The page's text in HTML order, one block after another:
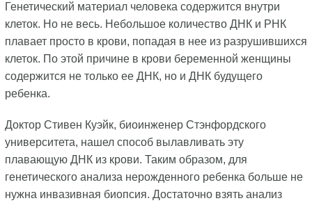
Генетический материал человека содержится внутри
клеток. Но не весь. Небольшое количество ДНК и РНК
плавает просто в крови, попадая в нее из разрушившихся
клеток. По этой причине в крови беременной женщины
содержится не только ее ДНК, но и ДНК будущего
ребенка.
Доктор Стивен Куэйк, биоинженер Стэнфордского
университета, нашел способ вылавливать эту
плавающую ДНК из крови. Таким образом, для
генетического анализа нерожденного ребенка больше не
нужна инвазивная биопсия. Достаточно взять анализ